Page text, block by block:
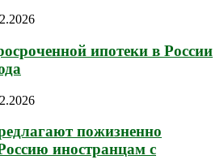
ипотеки в России
пожизненно
иностранцам с